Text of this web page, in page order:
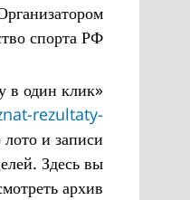
спорта РФ.
в один клик»
rezultaty-
и записи
Здесь вы
архив.